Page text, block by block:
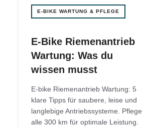
E-BIKE WARTUNG & PFLEGE
E-Bike Riemenantrieb
Wartung: Was du
wissen musst
E-bike Riemenantrieb Wartung: 5
klare Tipps für saubere, leise und
langlebige Antriebssysteme. Pflege
alle 300 km für optimale Leistung.